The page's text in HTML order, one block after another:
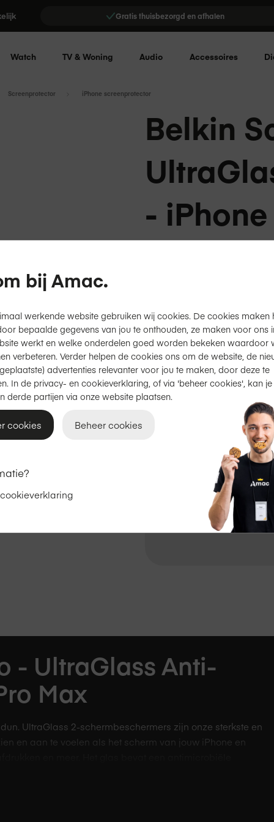
Gratis thuisbezorgd en afhalen
Watch TV & Woning Audio Accessoires
Screenprotector iPhone screenprotector
Belkin
-
Nu tot 2,7x sterker dan
glas
Productinformatie
of
op Apple.
Achteraf betalen met Klarna?
€ 24,95
- UltraGlass Anti-
Max
UltraGlass 2-schermbeschermers zijn onze sterkste en
en aan te voelen als het scherm van jouw iPhone en
bij Amac.
werkende website gebruiken wij cookies. De cookies maken
bepaalde gegevens van jou te onthouden, ze maken voor ons
werkt en welke onderdelen goed worden bekeken waardoor
verbeteren. Verder helpen de cookies ons om de website, de
advertenties relevanter voor jou te maken, door deze te
In de privacy- en cookieverklaring, of via 'beheer cookies', kan
derde partijen via onze website plaatsen.
cookies Beheer cookies